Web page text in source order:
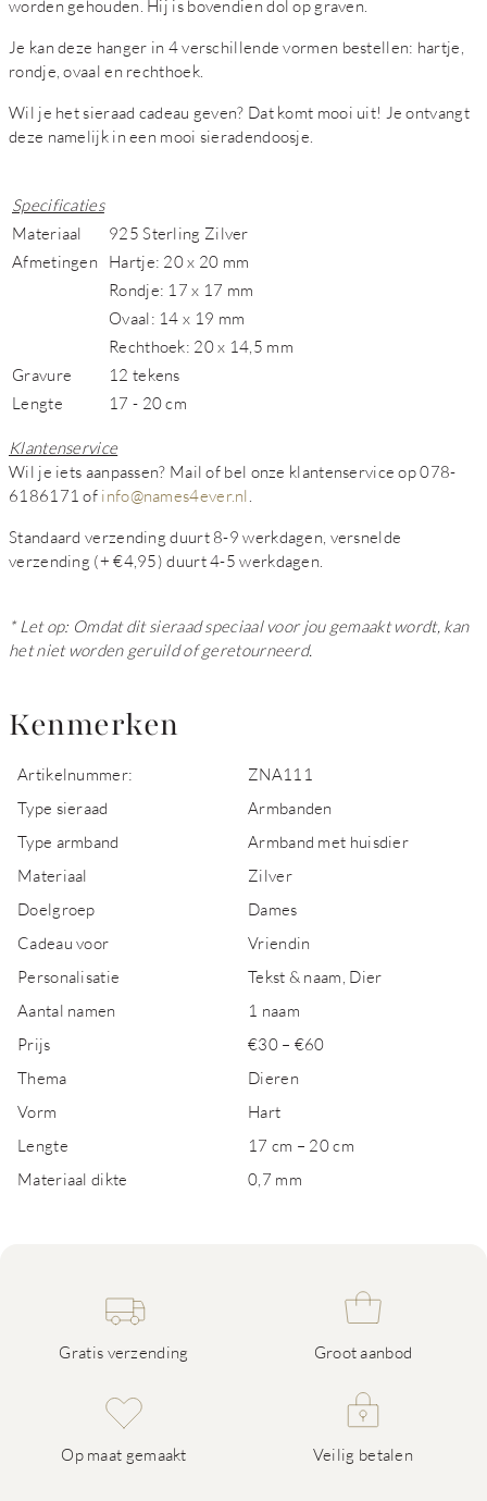
worden gehouden. Hij is bovendien dol op graven.
Je kan deze hanger in 4 verschillende vormen bestellen: hartje,
rondje, ovaal en rechthoek.
Wil je het sieraad cadeau geven? Dat komt mooi uit! Je ontvangt
deze namelijk in een mooi sieradendoosje.
Specificaties
Materiaal
925 Sterling Zilver
Afmetingen
Hartje: 20 x 20 mm
Rondje: 17 x 17 mm
Ovaal: 14 x 19 mm
Rechthoek: 20 x 14,5 mm
Gravure
12 tekens
Lengte
17 - 20 cm
Klantenservice
Wil je iets aanpassen? Mail of bel onze klantenservice op 078-
6186171 of info@names4ever.nl
Standaard verzending duurt 8-9 werkdagen, versnelde
verzending (+ €4,95) duurt 4-5 werkdagen.
* Let op: Omdat dit sieraad speciaal voor jou gemaakt wordt, kan
het niet worden geruild of geretourneerd.
Kenmerken
Artikelnummer:
ZNA111
Type sieraad
Armbanden
Type armband
Armband met huisdier
Materiaal
Zilver
Doelgroep
Dames
Cadeau voor
Vriendin
Personalisatie
Tekst & naam, Dier
Aantal namen
1 naam
Prijs
€30 – €60
Thema
Dieren
Vorm
Hart
Lengte
17 cm – 20 cm
Materiaal dikte
0,7 mm
Gratis verzending Groot aanbod
Op maat gemaakt Veilig betalen